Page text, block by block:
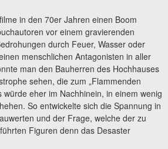
in den 70er Jahren einen Boom
vor einem gravierenden
durch Feuer, Wasser oder
menschlichen Antagonisten in aller
man den Bauherren des Hochhauses
sehen, die zum „Flammenden
würde eher im Nachhinein, in einem wenig
So entwickelte sich die Spannung in
und der Frage, welche der zu
Figuren denn das Desaster